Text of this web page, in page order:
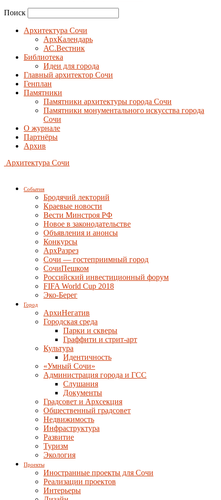
Поиск
Архитектура Сочи
АрхКалендарь
АС.Вестник
Библиотека
Идеи для города
Главный архитектор Сочи
Генплан
Памятники
Памятники архитектуры города Сочи
Памятники монументального искусства города
Сочи
О журнале
Партнёры
Архив
Архитектура Сочи
События
Бродячий лекторий
Краевые новости
Вести Минстроя РФ
Новое в законодательстве
Объявления и анонсы
Конкурсы
АрхРазрез
Сочи — гостеприимный город
СочиПешком
Российский инвестиционный форум
FIFA World Cup 2018
Эко-Берег
Город
АрхиНегатив
Городская среда
Парки и скверы
Граффити и стрит-арт
Культура
Идентичность
«Умный Сочи»
Администрация города и ГСС
Слушания
Документы
Градсовет и Архсекция
Общественный градсовет
Недвижимость
Инфраструктура
Развитие
Туризм
Экология
Проекты
Иностранные проекты для Сочи
Реализации проектов
Интерьеры